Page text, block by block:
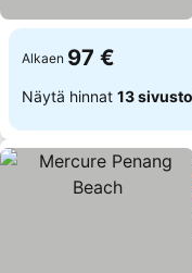
Alkaen 97 €
Näytä hinnat 13